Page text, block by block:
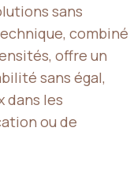
sans
combiné
offre un
sans égal,
dans les
ou de